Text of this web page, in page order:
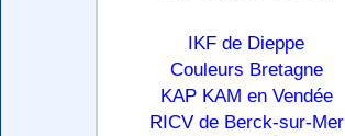
IKF de Dieppe
Couleurs Bretagne
KAP KAM en Vendée
RICV de Berck-sur-Mer